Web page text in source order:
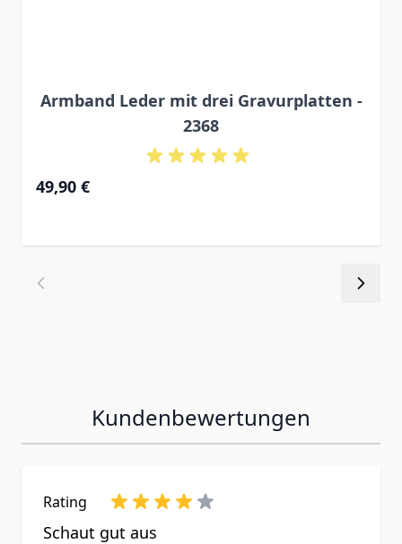
Armband Leder mit drei Gravurplatten -
2368
49,90 €
Kundenbewertungen
Rating
Schaut gut aus